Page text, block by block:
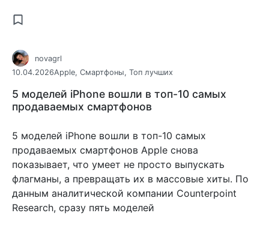
novagrl
10.04.2026Apple, Смартфоны, Топ лучших
5 моделей iPhone вошли в топ-10 самых
продаваемых смартфонов
5 моделей iPhone вошли в топ-10 самых
продаваемых смартфонов Apple снова
показывает, что умеет не просто выпускать
флагманы, а превращать их в массовые хиты. По
данным аналитической компании Counterpoint
Research, сразу пять моделей